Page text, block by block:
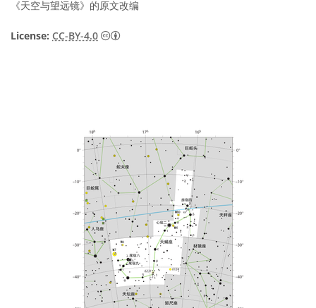
《天空与望远镜》的原文改编
License: CC-BY-4.0 知识共享许可协议 署名 4.0 国际 (CC BY